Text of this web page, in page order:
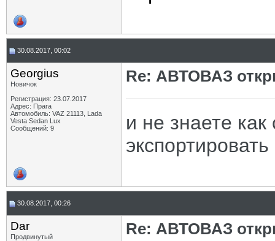
30.08.2017, 00:02
Georgius
Новичок
Регистрация: 23.07.2017
Адрес: Прага
Автомобиль: VAZ 21113, Lada
Vesta Sedan Lux
Сообщений: 9
Re: АВТОВАЗ
и не знаете
30.08.2017, 00:26
Dar
Продвинутый
Re: АВТОВАЗ